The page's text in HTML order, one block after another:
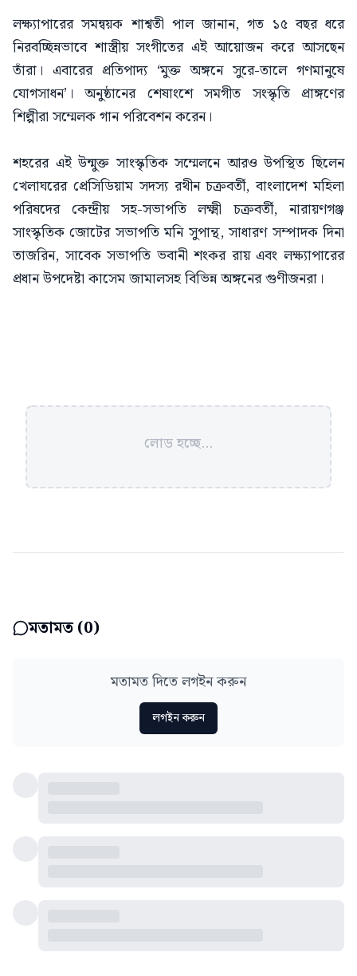
লক্ষ্যাপারের সমন্বয়ক শাশ্বতী পাল জানান, গত ১৫ বছর ধরে
নিরবচ্ছিন্নভাবে শাস্ত্রীয় সংগীতের এই আয়োজন করে আসছেন
তাঁরা। এবারের প্রতিপাদ্য ‘মুক্ত অঙ্গনে সুরে-তালে গণমানুষে
যোগসাধন’। অনুষ্ঠানের শেষাংশে সমগীত সংস্কৃতি প্রাঙ্গণের
শিল্পীরা সম্মেলক গান পরিবেশন করেন।
শহরের এই উন্মুক্ত সাংস্কৃতিক সম্মেলনে আরও উপস্থিত ছিলেন
খেলাঘরের প্রেসিডিয়াম সদস্য রথীন চক্রবর্তী, বাংলাদেশ মহিলা
পরিষদের কেন্দ্রীয় সহ-সভাপতি লক্ষ্মী চক্রবর্তী, নারায়ণগঞ্জ
সাংস্কৃতিক জোটের সভাপতি মনি সুপান্থ, সাধারণ সম্পাদক দিনা
তাজরিন, সাবেক সভাপতি ভবানী শংকর রায় এবং লক্ষ্যাপারের
প্রধান উপদেষ্টা কাসেম জামালসহ বিভিন্ন অঙ্গনের গুণীজনরা।
লোড হচ্ছে...
মতামত (0)
মতামত দিতে লগইন করুন
লগইন করুন